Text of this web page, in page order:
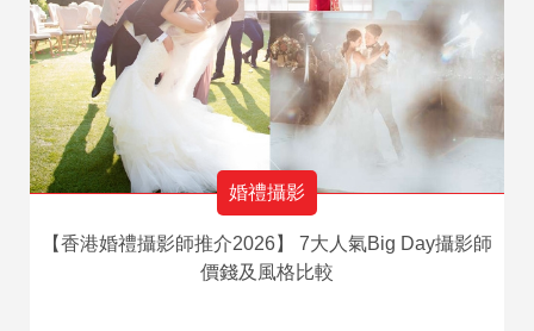
婚禮攝影
【香港婚禮攝影師推介2026】 7大人氣Big Day攝影師
價錢及風格比較